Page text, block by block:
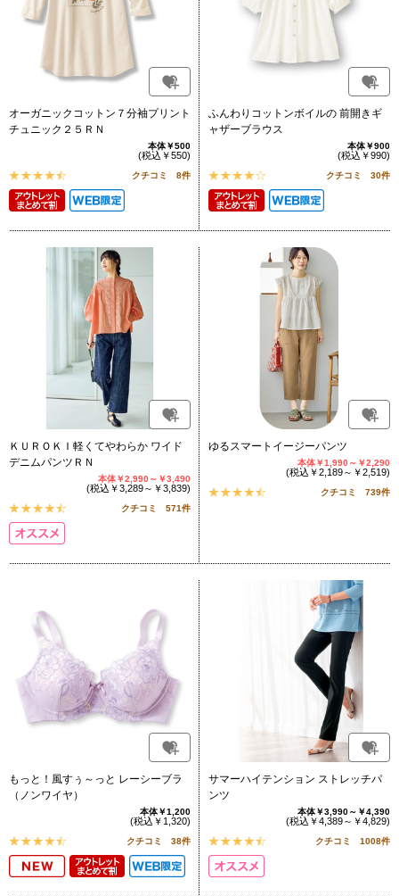
オーガニックコットン７分袖プリント
チュニック２５ＲＮ
本体￥500
(税込￥550)
クチコミ 8件
ふんわりコットンボイルの 前開きギ
ャザーブラウス
本体￥900
(税込￥990)
クチコミ 30件
ＫＵＲＯＫＩ軽くてやわらか ワイド
デニムパンツＲＮ
本体￥2,990～￥3,490
(税込￥3,289～￥3,839)
クチコミ 571件
ゆるスマートイージーパンツ
本体￥1,990～￥2,290
(税込￥2,189～￥2,519)
クチコミ 739件
もっと！風すぅ～っと レーシーブラ
（ノンワイヤ）
本体￥1,200
(税込￥1,320)
クチコミ 38件
サマーハイテンション ストレッチパ
ンツ
本体￥3,990～￥4,390
(税込￥4,389～￥4,829)
クチコミ 1008件